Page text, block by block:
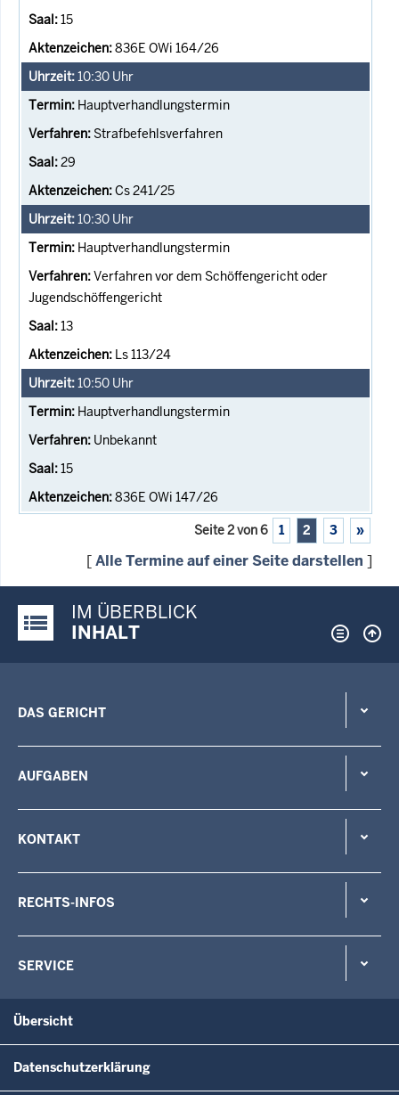
15
836E OWi 164/26
10:30 Uhr
Hauptverhandlungstermin
Strafbefehlsverfahren
29
Cs 241/25
10:30 Uhr
Hauptverhandlungstermin
Verfahren vor dem Schöffengericht oder
Jugendschöffengericht
13
Ls 113/24
10:50 Uhr
Hauptverhandlungstermin
Unbekannt
15
836E OWi 147/26
Seite 2 von 6 1 2 3 »
[Alle Termine auf einer Seite darstellen ]
Justiz-Portal im Überblick:
IM ÜBERBLICK
INHALT
DAS GERICHT
AUFGABEN
KONTAKT
RECHTS-INFOS
SERVICE
Übersicht
Datenschutzerklärung